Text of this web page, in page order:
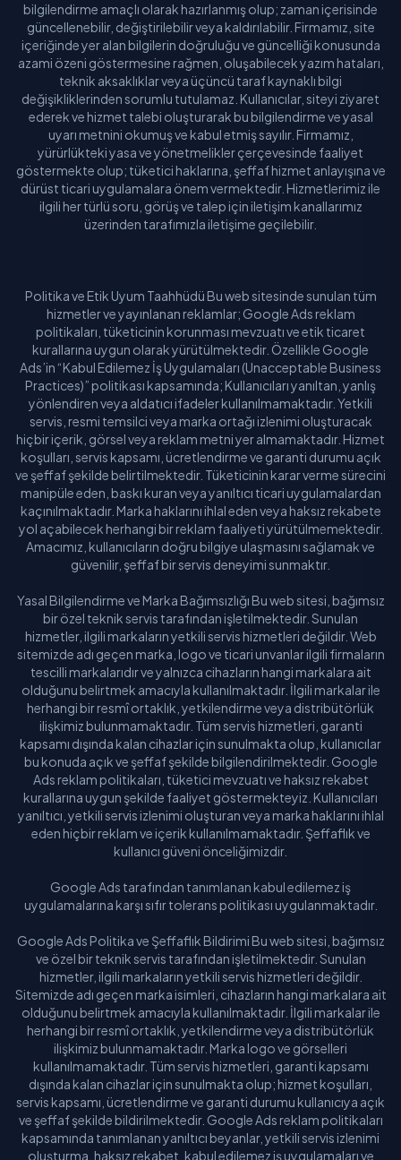
bilgilendirme amaçlı olarak hazırlanmış olup; zaman içerisinde
güncellenebilir, değiştirilebilir veya kaldırılabilir. Firmamız, site
içeriğinde yer alan bilgilerin doğruluğu ve güncelliği konusunda
azami özeni göstermesine rağmen, oluşabilecek yazım hataları,
teknik aksaklıklar veya üçüncü taraf kaynaklı bilgi
değişikliklerinden sorumlu tutulamaz. Kullanıcılar, siteyi ziyaret
ederek ve hizmet talebi oluşturarak bu bilgilendirme ve yasal
uyarı metnini okumuş ve kabul etmiş sayılır. Firmamız,
yürürlükteki yasa ve yönetmelikler çerçevesinde faaliyet
göstermekte olup; tüketici haklarına, şeffaf hizmet anlayışına ve
dürüst ticari uygulamalara önem vermektedir. Hizmetlerimiz ile
ilgili her türlü soru, görüş ve talep için iletişim kanallarımız
üzerinden tarafımızla iletişime geçilebilir.
Politika ve Etik Uyum Taahhüdü Bu web sitesinde sunulan tüm
hizmetler ve yayınlanan reklamlar; Google Ads reklam
politikaları, tüketicinin korunması mevzuatı ve etik ticaret
kurallarına uygun olarak yürütülmektedir. Özellikle Google
Ads’in “Kabul Edilemez İş Uygulamaları (Unacceptable Business
Practices)” politikası kapsamında; Kullanıcıları yanıltan, yanlış
yönlendiren veya aldatıcı ifadeler kullanılmamaktadır. Yetkili
servis, resmi temsilci veya marka ortağı izlenimi oluşturacak
hiçbir içerik, görsel veya reklam metni yer almamaktadır. Hizmet
koşulları, servis kapsamı, ücretlendirme ve garanti durumu açık
ve şeffaf şekilde belirtilmektedir. Tüketicinin karar verme sürecini
manipüle eden, baskı kuran veya yanıltıcı ticari uygulamalardan
kaçınılmaktadır. Marka haklarını ihlal eden veya haksız rekabete
yol açabilecek herhangi bir reklam faaliyeti yürütülmemektedir.
Amacımız, kullanıcıların doğru bilgiye ulaşmasını sağlamak ve
güvenilir, şeffaf bir servis deneyimi sunmaktır.
Yasal Bilgilendirme ve Marka Bağımsızlığı Bu web sitesi, bağımsız
bir özel teknik servis tarafından işletilmektedir. Sunulan
hizmetler, ilgili markaların yetkili servis hizmetleri değildir. Web
sitemizde adı geçen marka, logo ve ticari unvanlar ilgili firmaların
tescilli markalarıdır ve yalnızca cihazların hangi markalara ait
olduğunu belirtmek amacıyla kullanılmaktadır. İlgili markalar ile
herhangi bir resmî ortaklık, yetkilendirme veya distribütörlük
ilişkimiz bulunmamaktadır. Tüm servis hizmetleri, garanti
kapsamı dışında kalan cihazlar için sunulmakta olup, kullanıcılar
bu konuda açık ve şeffaf şekilde bilgilendirilmektedir. Google
Ads reklam politikaları, tüketici mevzuatı ve haksız rekabet
kurallarına uygun şekilde faaliyet göstermekteyiz. Kullanıcıları
yanıltıcı, yetkili servis izlenimi oluşturan veya marka haklarını ihlal
eden hiçbir reklam ve içerik kullanılmamaktadır. Şeffaflık ve
kullanıcı güveni önceliğimizdir.
Google Ads tarafından tanımlanan kabul edilemez iş
uygulamalarına karşı sıfır tolerans politikası uygulanmaktadır.
Google Ads Politika ve Şeffaflık Bildirimi Bu web sitesi, bağımsız
ve özel bir teknik servis tarafından işletilmektedir. Sunulan
hizmetler, ilgili markaların yetkili servis hizmetleri değildir.
Sitemizde adı geçen marka isimleri, cihazların hangi markalara ait
olduğunu belirtmek amacıyla kullanılmaktadır. İlgili markalar ile
herhangi bir resmî ortaklık, yetkilendirme veya distribütörlük
ilişkimiz bulunmamaktadır. Marka logo ve görselleri
kullanılmamaktadır. Tüm servis hizmetleri, garanti kapsamı
dışında kalan cihazlar için sunulmakta olup; hizmet koşulları,
servis kapsamı, ücretlendirme ve garanti durumu kullanıcıya açık
ve şeffaf şekilde bildirilmektedir. Google Ads reklam politikaları
kapsamında tanımlanan yanıltıcı beyanlar, yetkili servis izlenimi
oluşturma, haksız rekabet, kabul edilemez iş uygulamaları ve